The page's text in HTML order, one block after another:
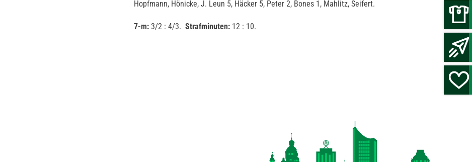
Hopfmann, Hönicke, J. Leun 5, Häcker 5, Peter 2, Bones 1, Mahlitz, Seifert.
7-m: 3/2 : 4/3. Strafminuten: 12 : 10.